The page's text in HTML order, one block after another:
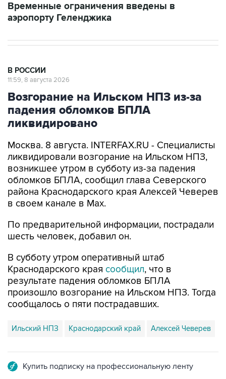
Временные ограничения введены в
аэропорту Геленджика
В РОССИИ
11:59, 8 августа 2026
Возгорание на Ильском НПЗ из-за
падения обломков БПЛА
ликвидировано
Москва. 8 августа. INTERFAX.RU - Специалисты
ликвидировали возгорание на Ильском НПЗ,
возникшее утром в субботу из-за падения
обломков БПЛА, сообщил глава Северского
района Краснодарского края Алексей Чеверев
в своем канале в Max.
По предварительной информации, пострадали
шесть человек, добавил он.
В субботу утром оперативный штаб
Краснодарского края сообщил, что в
результате падения обломков БПЛА
произошло возгорание на Ильском НПЗ. Тогда
сообщалось о пяти пострадавших.
Ильский НПЗ Краснодарский край Алексей Чеверев
Купить подписку на профессиональную ленту